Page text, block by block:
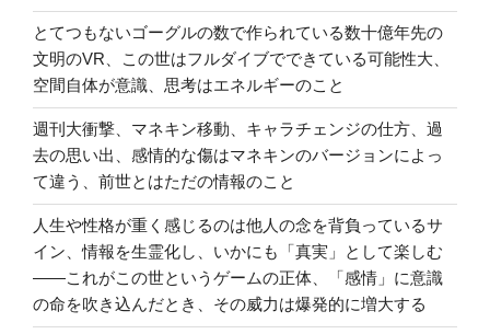
とてつもないゴーグルの数で作られている数十億年先の
文明のVR、この世はフルダイブでできている可能性大、
空間自体が意識、思考はエネルギーのこと
週刊大衝撃、マネキン移動、キャラチェンジの仕方、過
去の思い出、感情的な傷はマネキンのバージョンによっ
て違う、前世とはただの情報のこと
人生や性格が重く感じるのは他人の念を背負っているサ
イン、情報を生霊化し、いかにも「真実」として楽しむ
――これがこの世というゲームの正体、「感情」に意識
の命を吹き込んだとき、その威力は爆発的に増大する